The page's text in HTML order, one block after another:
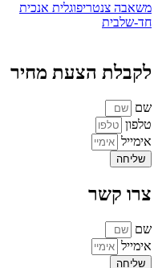
משאבה צנטריפוגלית אנכית
חד-שלבית
לקבלת הצעת מחיר
שם
טלפון
אימייל
שליחה
צרו קשר
שם
אימייל
שליחה